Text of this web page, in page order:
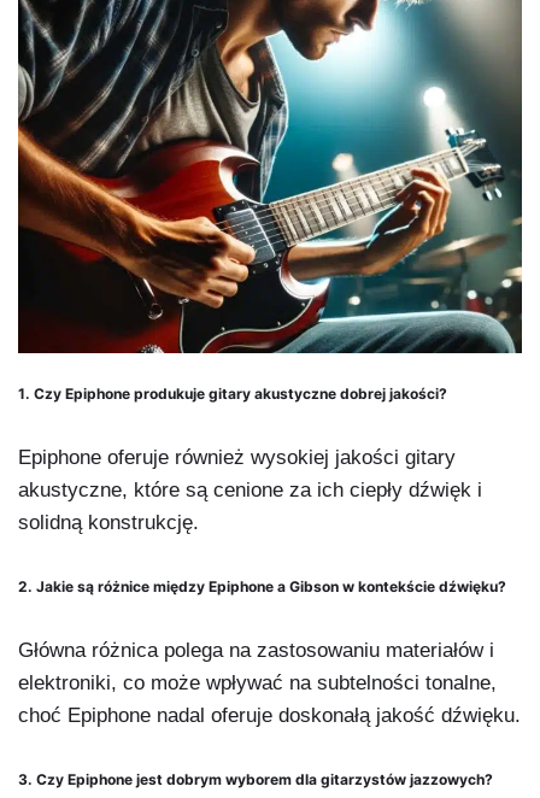
1. Czy Epiphone produkuje gitary akustyczne dobrej jakości?
Epiphone oferuje również wysokiej jakości gitary
akustyczne, które są cenione za ich ciepły dźwięk i
solidną konstrukcję.
2. Jakie są różnice między Epiphone a Gibson w kontekście dźwięku?
Główna różnica polega na zastosowaniu materiałów i
elektroniki, co może wpływać na subtelności tonalne,
choć Epiphone nadal oferuje doskonałą jakość dźwięku.
3. Czy Epiphone jest dobrym wyborem dla gitarzystów jazzowych?